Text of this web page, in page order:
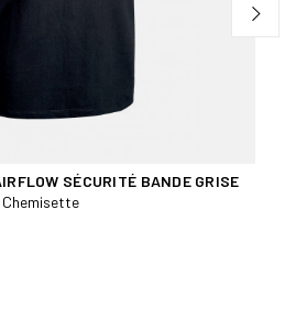
SÉCURITÉ BANDE GRISE